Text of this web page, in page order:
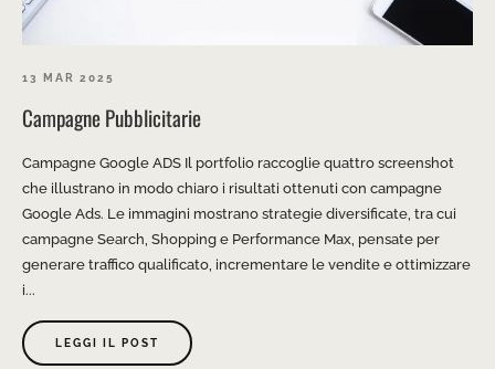
13 MAR 2025
Campagne Pubblicitarie
Campagne Google ADS Il portfolio raccoglie quattro screenshot
che illustrano in modo chiaro i risultati ottenuti con campagne
Google Ads. Le immagini mostrano strategie diversificate, tra cui
campagne Search, Shopping e Performance Max, pensate per
generare traffico qualificato, incrementare le vendite e ottimizzare
i...
LEGGI IL POST